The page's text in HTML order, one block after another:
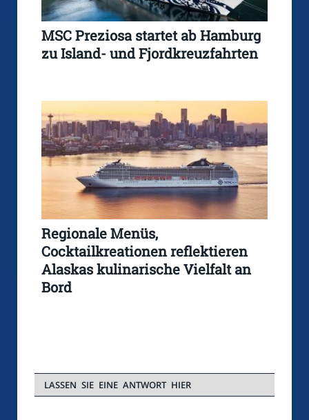
MSC Preziosa startet ab Hamburg
zu Island- und Fjordkreuzfahrten
Regionale Menüs,
Cocktailkreationen reflektieren
Alaskas kulinarische Vielfalt an
Bord
LASSEN SIE EINE ANTWORT HIER